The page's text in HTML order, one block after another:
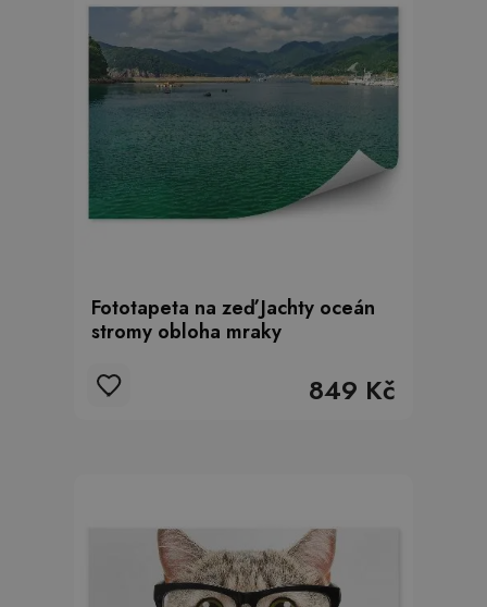
Fototapeta na zeď Jachty oceán
stromy obloha mraky
849 Kč